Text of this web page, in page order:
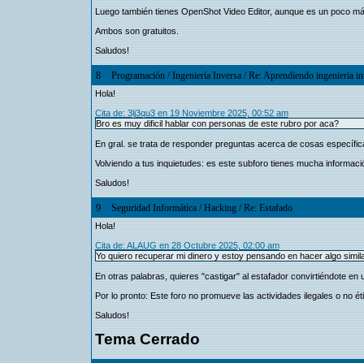
Luego también tienes OpenShot Video Editor, aunque es un poco
Ambos son gratuitos.
Saludos!
8 Programación/Ingeniería Inversa/Re: Aprendiendo ingenieria
Hola!
Cita de: 3lj3qu3 en 19 Noviembre 2025, 00:52 am
Bro es muy dificil hablar con personas de este rubro por aca?
En gral. se trata de responder preguntas acerca de cosas
Volviendo a tus inquietudes: es este subforo tienes mucha
Saludos!
9 Seguridad Informática/Hacking/Re: Estafado
Hola!
Cita de: ALAUG en 28 Octubre 2025, 02:00 am
Yo quiero recuperar mi dinero y estoy pensando en hacer algo
En otras palabras, quieres "castigar" al estafador convirtiéndote en
Por lo pronto: Este foro no promueve las actividades ilegales o no
Saludos!
Tema Cerrado